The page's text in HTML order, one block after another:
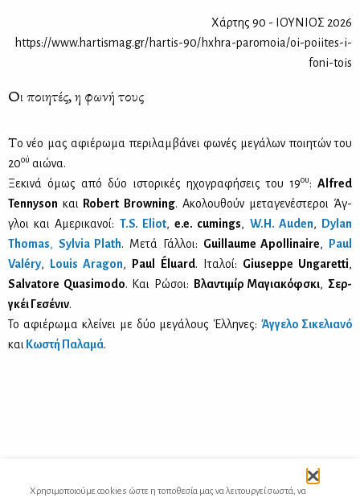
Χάρτης 90 - ΙΟΥΝΙΟΣ 2026
https://www.hartismag.gr/hartis-90/hxhra-paromoia/oi-poiites-i-
foni-tois
Οι ποιητές, η φωνή τους
Το νέο μας αφιέ­ρω­μα πε­ρι­λαμ­βά­νει φω­νές με­γά­λων ποι­η­τών του
20ού αιώ­να.
Ξε­κι­νά όμως από δύο ιστο­ρι­κές ηχο­γρα­φή­σεις του 19ου: Alfred
Tennyson και Robert Browning. Ακο­λου­θούν με­τα­γε­νέ­στε­ροι Άγ­
γλοι και Αμε­ρι­κα­νοί: T.S. Eliot,e.e. cumings, W.H. Auden,
Dylan
Thomas, Sylvia Plath. Με­τά Γάλ­λοι: Guillaume Apollinaire,
Paul
Valéry, Louis Aragon, Paul Éluard. Ιτα­λοί: Giuseppe Ungaretti,
Salvatore Quasimodo. Και Ρώ­σοι: Βλα­ντι­μίρ Μα­για­κόφ­σκι, Σερ­
γκέι Γε­σέ­νιν.
Το αφιέ­ρω­μα κλεί­νει με δύο με­γά­λους Έλ­λη­νες:Άγ­γε­λο Σι­κε­λια­νό
και Κω­στή Πα­λα­μά.
Χρησιμοποιούμε cookies ώστε η τοποθεσία μας να λειτουργεί σωστά, να